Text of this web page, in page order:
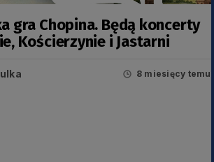
gra Chopina. Będą koncerty
Kościerzynie i Jastarni
8 miesięcy temu